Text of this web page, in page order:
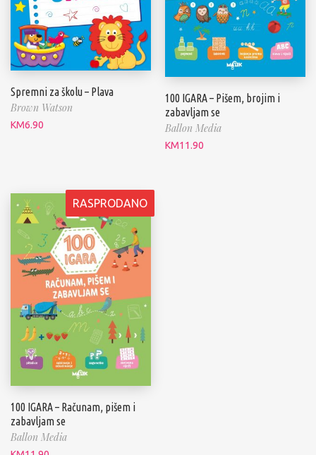
Spremni za školu – Plava
Brown Watson
KM6.90
100 IGARA – Pišem, brojim i
zabavljam se
Ballon Media
KM11.90
RASPRODANO
100 IGARA – Računam, pišem i
zabavljam se
Ballon Media